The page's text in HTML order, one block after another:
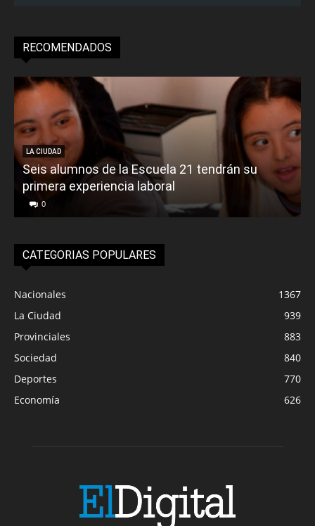
RECOMENDADOS
LA CIUDAD
Seis alumnos de la Escuela 21 tendrán su
primera experiencia laboral
0
CATEGORIAS POPULARES
Nacionales
1367
La Ciudad
939
Provinciales
883
Sociedad
840
Deportes
770
Economía
626